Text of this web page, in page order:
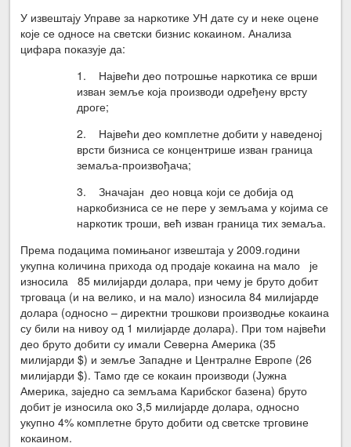
У извештају Управе за наркотике УН дате су и неке оцене
које се односе на светски бизнис кокаином. Анализа
цифара показује да:
1. Највећи део потрошње наркотика се врши
изван земље која производи одређену врсту
дроге;
2. Највећи део комплетне добити у наведеној
врсти бизниса се концентрише изван граница
земаља-произвођача;
3. Значајан део новца који се добија од
наркобизниса се не пере у земљама у којима се
наркотик троши, већ изван граница тих земаља.
Према подацима помињаног извештаја у 2009.години
укупна количина прихода од продаје кокаина на мало је
износила 85 милијарди долара, при чему је бруто добит
трговаца (и на велико, и на мало) износила 84 милијарде
долара (односно – директни трошкови производње кокаина
су били на нивоу од 1 милијарде долара). При том највећи
део бруто добити су имали Северна Америка (35
милијарди $) и земље Западне и Централне Европе (26
милијарди $). Тамо где се кокаин производи (Јужна
Америка, заједно са земљама Карибског базена) бруто
добит је износила око 3,5 милијарде долара, односно
укупно 4% комплетне бруто добити од светске трговине
кокаином.